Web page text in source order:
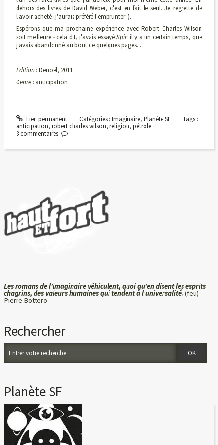
Les romans de l'imaginaire véhiculent, quoi qu'en disent les esprits
chagrins, des valeurs humaines qui tendent à l'universalité. (feu)
Pierre Bottero
Rechercher
Planète SF
dehors des livres de David Weber, c'est en fait le seul. Je regrette de
l'avoir acheté (j'aurais préféré l'emprunter !).
Espérons que ma prochaine expérience avec Robert Charles Wilson
soit meilleure - cela dit, j'avais essayéSpin il y a un certain temps, que
j'avais abandonné au bout de quelques pages...
Edition : Denoël, 2011
Genre: anticipation
Lien permanent Catégories : Imaginaire, Planète SF
Tags :
anticipation, robert charles wilson, religion, pétrole
3 commentaires